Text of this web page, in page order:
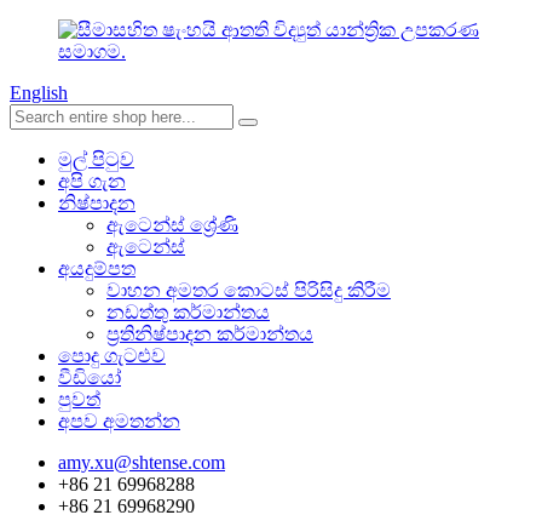
English
මුල් පිටුව
අපි ගැන
නිෂ්පාදන
ඇටෙන්ස් ශ්‍රේණි
ඇටෙන්ස්
අයදුම්පත
වාහන අමතර කොටස් පිරිසිදු කිරීම
නඩත්තු කර්මාන්තය
ප්‍රතිනිෂ්පාදන කර්මාන්තය
පොදු ගැටළුව
වීඩියෝ
පුවත්
අපව අමතන්න
amy.xu@shtense.com
+86 21 69968288
+86 21 69968290